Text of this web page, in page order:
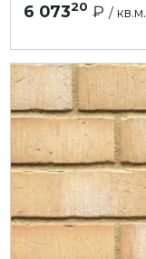
6 07320 ₽ / кв.м.